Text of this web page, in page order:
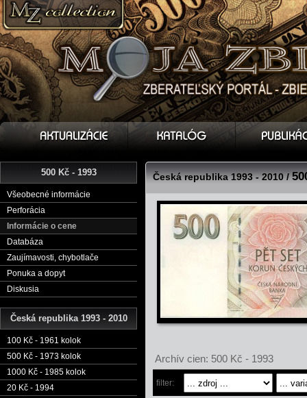
500 Kč - 1993
Všeobecné informácie
Perforácia
Informácie o cene
Databáza
Zaujímavosti, chybotlače
Ponuka a dopyt
Diskusia
Česká republika 1993 - 2010
100 Kč - 1961 kolok
500 Kč - 1973 kolok
1000 Kč - 1985 kolok
20 Kč - 1994
Česká republika 1993 - 2010 /
Archív cien: 500 Kč - 1993
filter: